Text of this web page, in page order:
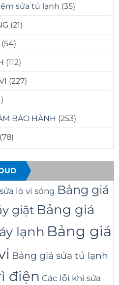
sửa tủ lạnh (35)
(21)
(54)
(112)
(227)
BẢO HÀNH (253)
(78)
lò vi sóng Bảng giá
giặt Bảng giá
lạnh Bảng giá
Bảng giá sửa tủ lạnh
điện Các lỗi khi sửa